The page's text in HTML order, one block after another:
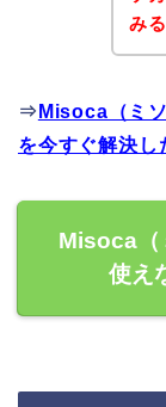
み
⇒ Misoca（ミ
を今すぐ解決し
Misoca（
使え